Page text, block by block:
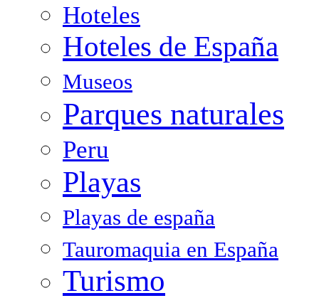
Hoteles
Hoteles de España
Museos
Parques naturales
Peru
Playas
Playas de españa
Tauromaquia en España
Turismo